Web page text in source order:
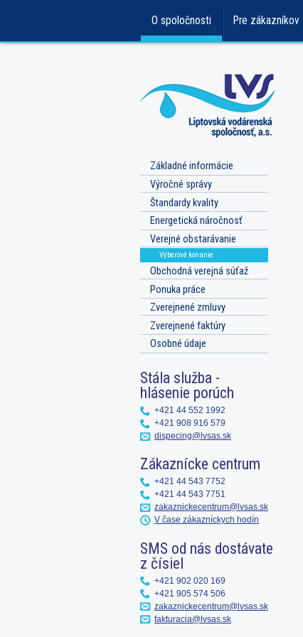
O spoločnosti Pre zákazníkov
Základné informácie
Výročné správy
Štandardy kvality
Energetická náročnosť
Verejné obstarávanie
Výberové konanie
Obchodná verejná súťaž
Ponuka práce
Zverejnené zmluvy
Zverejnené faktúry
Osobné údaje
Stála služba -
hlásenie porúch
+421 44 552 1992
+421 908 916 579
dispecing@lvsas.sk
Zákaznícke centrum
+421 44 543 7752
+421 44 543 7751
zakaznickecentrum@lvsas.sk
V čase zákazníckych hodín
SMS od nás dostávate
z čísiel
+421 902 020 169
+421 905 574 506
zakaznickecentrum@lvsas.sk
fakturacia@lvsas.sk